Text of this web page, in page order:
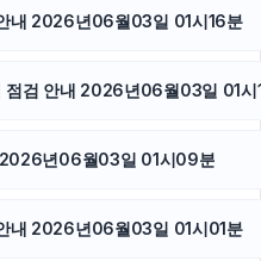
내 2026년06월03일 01시16분
점검 안내 2026년06월03일 01시
2026년06월03일 01시09분
내 2026년06월03일 01시01분